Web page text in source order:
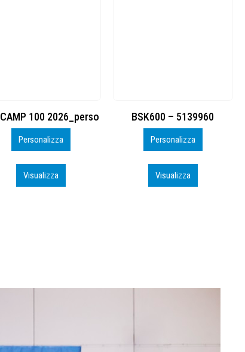
BSK600 – 5139960
Personalizza
Visualizza
DTF
Personalizza
Visualizza